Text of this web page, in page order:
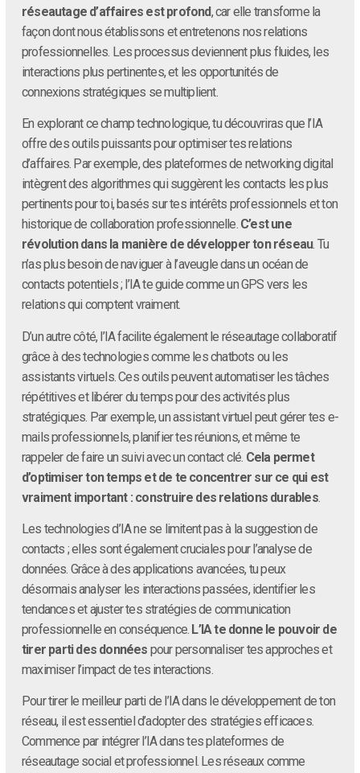
réseautage d’affaires est profond, car elle transforme la
façon dont nous établissons et entretenons nos relations
professionnelles. Les processus deviennent plus fluides, les
interactions plus pertinentes, et les opportunités de
connexions stratégiques se multiplient.
En explorant ce champ technologique, tu découvriras que l’IA
offre des outils puissants pour optimiser tes relations
d’affaires. Par exemple, des plateformes de networking digital
intègrent des algorithmes qui suggèrent les contacts les plus
pertinents pour toi, basés sur tes intérêts professionnels et ton
historique de collaboration professionnelle. C’est une
révolution dans la manière de développer ton réseau. Tu
n’as plus besoin de naviguer à l’aveugle dans un océan de
contacts potentiels ; l’IA te guide comme un GPS vers les
relations qui comptent vraiment.
D’un autre côté, l’IA facilite également le réseautage collaboratif
grâce à des technologies comme les chatbots ou les
assistants virtuels. Ces outils peuvent automatiser les tâches
répétitives et libérer du temps pour des activités plus
stratégiques. Par exemple, un assistant virtuel peut gérer tes e-
mails professionnels, planifier tes réunions, et même te
rappeler de faire un suivi avec un contact clé. Cela permet
d’optimiser ton temps et de te concentrer sur ce qui est
vraiment important : construire des relations durables.
Les technologies d’IA ne se limitent pas à la suggestion de
contacts ; elles sont également cruciales pour l’analyse de
données. Grâce à des applications avancées, tu peux
désormais analyser les interactions passées, identifier les
tendances et ajuster tes stratégies de communication
professionnelle en conséquence. L’IA te donne le pouvoir de
tirer parti des données pour personnaliser tes approches et
maximiser l’impact de tes interactions.
Pour tirer le meilleur parti de l’IA dans le développement de ton
réseau, il est essentiel d’adopter des stratégies efficaces.
Commence par intégrer l’IA dans tes plateformes de
réseautage social et professionnel. Les réseaux comme